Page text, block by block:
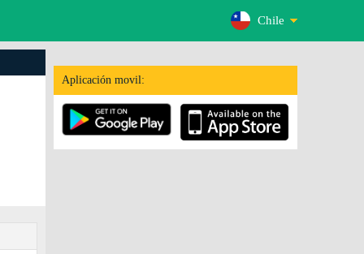
Chile
Aplicación movil: